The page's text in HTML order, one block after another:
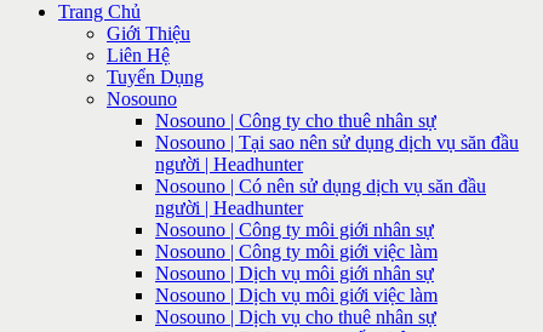
Trang Chủ
Giới Thiệu
Liên Hệ
Tuyển Dụng
Nosouno
Nosouno | Công ty cho thuê nhân sự
Nosouno | Tại sao nên sử dụng dịch vụ săn đầu
người | Headhunter
Nosouno | Có nên sử dụng dịch vụ săn đầu
người | Headhunter
Nosouno | Công ty môi giới nhân sự
Nosouno | Công ty môi giới việc làm
Nosouno | Dịch vụ môi giới nhân sự
Nosouno | Dịch vụ môi giới việc làm
Nosouno | Dịch vụ cho thuê nhân sự